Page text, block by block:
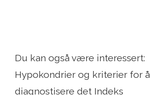
Du kan også være interessert:
Hypokondrier og kriterier for å
diagnostisere det Indeks